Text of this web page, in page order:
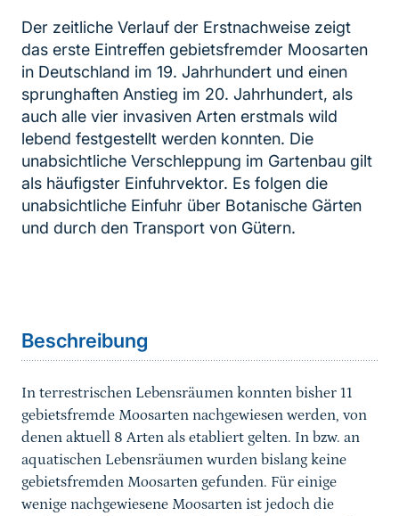
Der zeitliche Verlauf der Erstnachweise zeigt
das erste Eintreffen gebietsfremder Moosarten
in Deutschland im 19. Jahrhundert und einen
sprunghaften Anstieg im 20. Jahrhundert, als
auch alle vier invasiven Arten erstmals wild
lebend festgestellt werden konnten. Die
unabsichtliche Verschleppung im Gartenbau gilt
als häufigster Einfuhrvektor. Es folgen die
unabsichtliche Einfuhr über Botanische Gärten
und durch den Transport von Gütern.
Beschreibung
In terrestrischen Lebensräumen konnten bisher 11
gebietsfremde Moosarten nachgewiesen werden, von
denen aktuell 8 Arten als etabliert gelten. In bzw. an
aquatischen Lebensräumen wurden bislang keine
gebietsfremden Moosarten gefunden. Für einige
wenige nachgewiesene Moosarten ist jedoch die